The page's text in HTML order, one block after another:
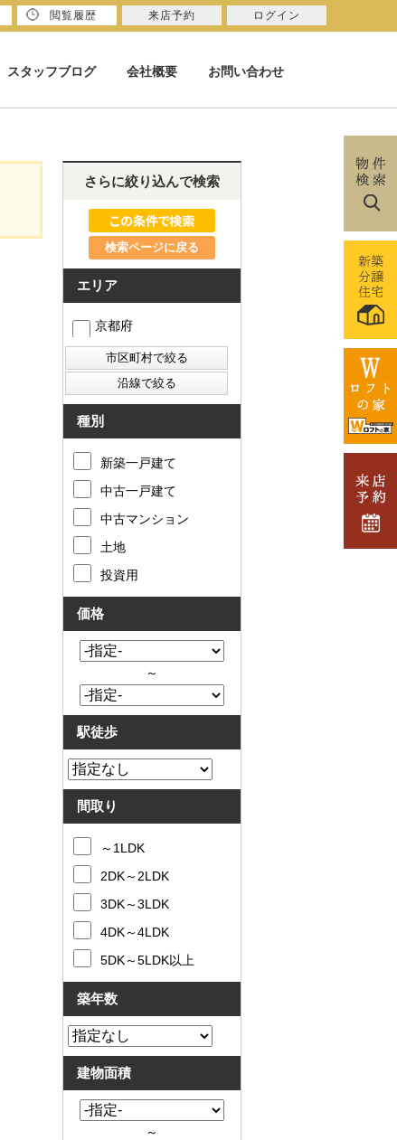
スタッフブログ 会社概要 お問い合わせ
さらに絞り込んで検索
検索ページに戻る
エリア
京都府
種別
新築一戸建て
中古一戸建て
中古マンション
土地
投資用
価格
～
駅徒歩
間取り
～1LDK
2DK～2LDK
3DK～3LDK
4DK～4LDK
5DK～5LDK以上
築年数
建物面積
～
閲覧履歴 来店予約 ログイン